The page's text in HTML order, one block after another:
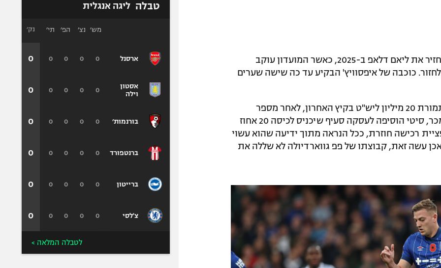
מנצ'סטר סיטי לא שללה את האפשרות להחזיר את ליאם דלאפ ב-2025, כאשר המועדון עוקב
כוכבה של איפסוויץ' הבקיע עד כה שישה שערים
דלאפ נמכר על ידי סיטי לאיפסוויץ' טאוון תמורת 20 מיליון ליש"ט בקיץ האחרון, לאחר מספר
השאלות לקבוצות בצ'מפיונשיפ. בעת שנמכר, סיטי הוסיפה לעסקה סעיף שיכניס לכיסה 20 אחוז
רכישה חוזרת, ככל הנראה מתוך ידיעה שהוא עשוי
אכן עשה זאת, קבוצתו של פפ גווארדיולה לא שללה את
טבלה ליגה אנגלית
ארסנל
אסטון
וילה
בורנמות׳
ברנטפורד
ברייטון
צ'לסי
מש׳ נצ׳ הפ׳ תי׳
0
0
0
0
0
0
0
0
0
0
0
0
0
0
0
0
0
0
0
0
0
0
0
0
נק׳
0
0
0
0
0
0
לטבלה המלאה >